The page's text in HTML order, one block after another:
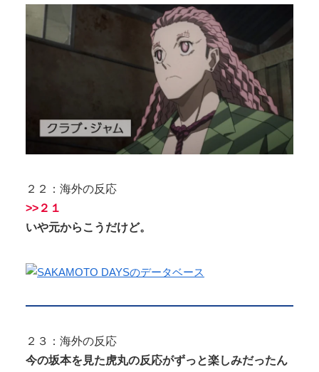
２２：海外の反応
>>２１
いや元からこうだけど。
２３：海外の反応
今の坂本を見た虎丸の反応がずっと楽しみだったん